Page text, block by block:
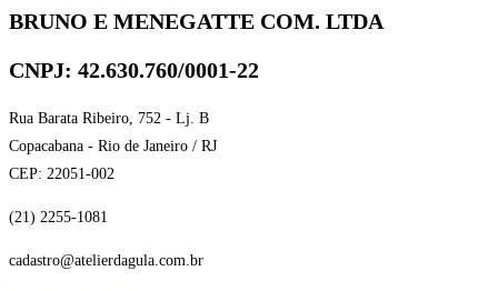
BRUNO E MENEGATTE COM. LTDA
CNPJ: 42.630.760/0001-22
Rua Barata Ribeiro, 752 - Lj. B
Copacabana - Rio de Janeiro / RJ
CEP: 22051-002
(21) 2255-1081
cadastro@atelierdagula.com.br